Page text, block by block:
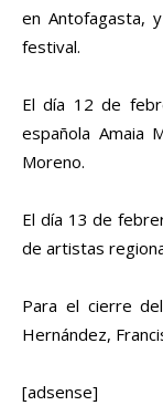
en Antofagasta,
festival.
El día 12 de
española Amaia
Moreno.
El día 13 de
de artistas
Para el cierre
Hernández,
[adsense]